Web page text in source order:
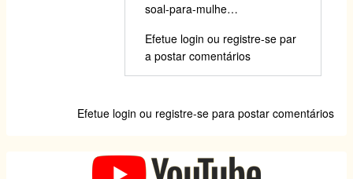
soal-para-mulhe…
Efetue login ou registre-se par
a postar comentários
Efetue login ou registre-se para postar comentários